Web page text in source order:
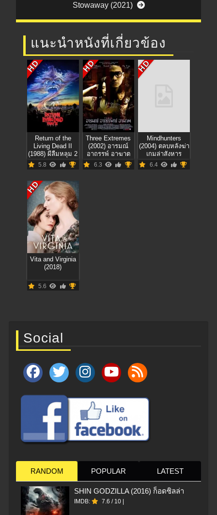
Stowaway (2021)
แนะนำหนังที่เกี่ยวข้อง
HD
Return of the
Living Dead II
(1988) ผีลืมหลุม 2
5.8
HD
Three Extremes
(2002) อารมณ์
อาถรรพ์ อาฆาต
6.3
HD
Mindhunters
(2004) ตลบหลังฆ่า
เกมล่าสังหาร
6.4
HD
Vita and Virginia
(2018)
5.6
Social
RANDOM POPULAR LATEST
SHIN GODZILLA (2016) ก็อดซิลล่า
IMDB: 7.6 / 10